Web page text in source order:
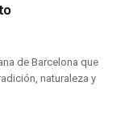
de Barcelona que
naturaleza y